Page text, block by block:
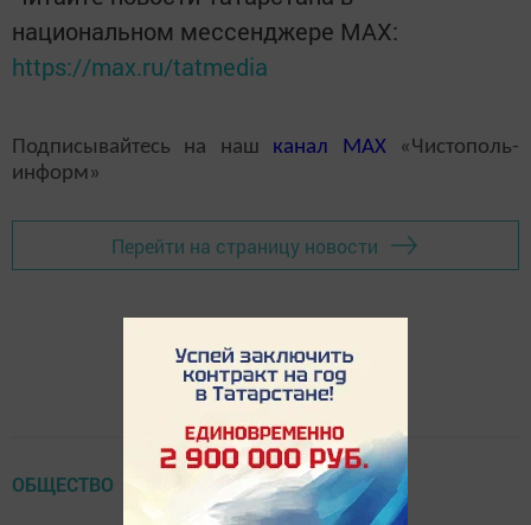
национальном мессенджере MАХ:
https://max.ru/tatmedia
Подписывайтесь на наш канал MAX«Чистополь-
информ»
Перейти на страницу новости
ОБЩЕСТВО